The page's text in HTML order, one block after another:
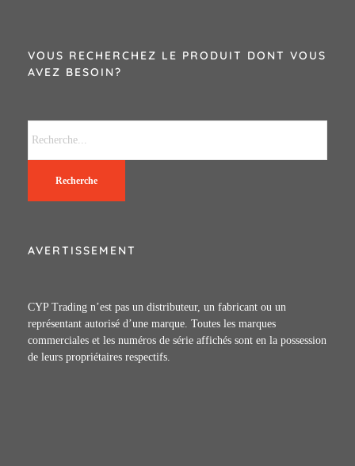
VOUS RECHERCHEZ LE PRODUIT DONT VOUS
AVEZ BESOIN?
Recherche
AVERTISSEMENT
CYP Trading n’est pas un distributeur, un fabricant ou un
représentant autorisé d’une marque. Toutes les marques
commerciales et les numéros de série affichés sont en la possession
de leurs propriétaires respectifs.